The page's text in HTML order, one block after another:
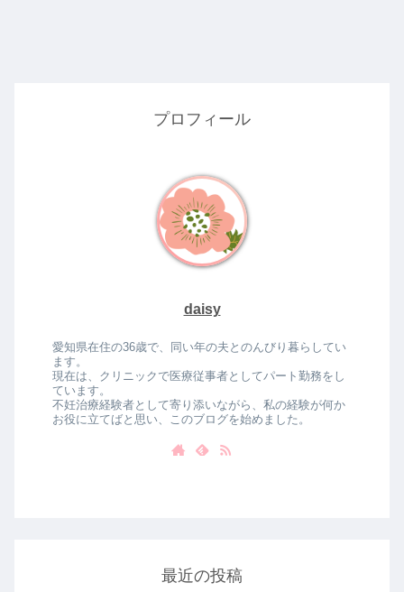
プロフィール
daisy
愛知県在住の36歳で、同い年の夫とのんびり暮らしてい
ます。
現在は、クリニックで医療従事者としてパート勤務をし
ています。
不妊治療経験者として寄り添いながら、私の経験が何か
お役に立てばと思い、このブログを始めました。
最近の投稿